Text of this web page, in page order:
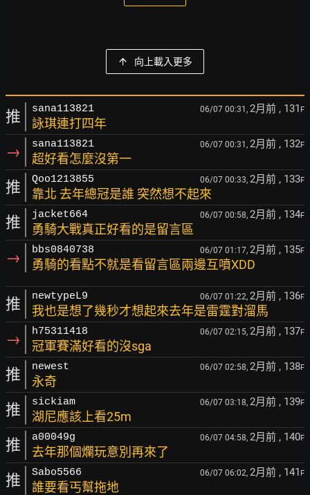
向上載入更多
推 sana113821 06/07 00:31, 2月前 , 131 F
詠琪連打四年
→ sana113821 06/07 00:31, 2月前 , 132F
超好看怎麼沒第一
推 Qoo1213855 06/07 00:33, 2月前 , 133F
靠北 去年總冠是誰 突然想不起來
推 jacket664 06/07 00:58, 2月前 , 134F
勇騎大戰真正好看的是留言區
→ bbs0840738 06/07 01:17, 2月前 , 135F
勇騎的看點不就是看留言區兩邊互噴XDD
推 newtypeL9 06/07 01:22, 2月前 , 136F
我也是想了幾秒才想起來去年是雷霆對溜馬
→ h75311418 06/07 02:15, 2月前 , 137F
冠軍賽滿好看的沒sga
推 newest 06/07 02:58, 2月前 , 138F
永奇
推 sickiam 06/07 03:18, 2月前 , 139F
湖尼應該上看25m
推 a00049g 06/07 04:58, 2月前 , 140F
去年那個爛玩意別再來了
推 Sabo5566 06/07 06:02, 2月前 , 141 F
誰要看丐幫拖地